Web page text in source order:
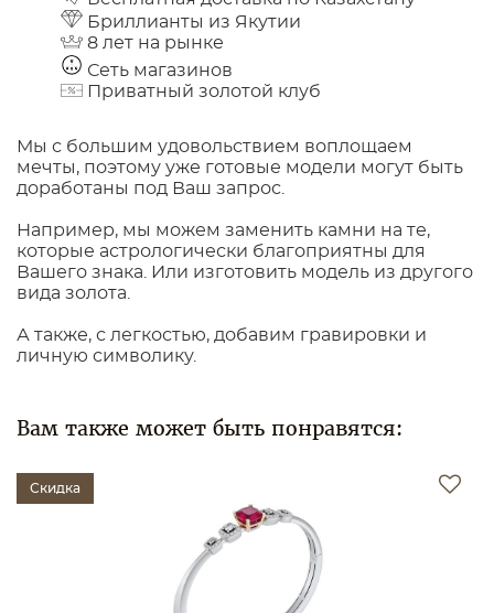
Бриллианты из Якутии
8 лет на рынке
Сеть магазинов
Приватный золотой клуб
Мы с большим удовольствием воплощаем
мечты, поэтому уже готовые модели могут быть
доработаны под Ваш запрос.
Например, мы можем заменить камни на те,
которые астрологически благоприятны для
Вашего знака. Или изготовить модель из другого
вида золота.
А также, с легкостью, добавим гравировки и
личную символику.
Вам также может быть понравятся:
Скидка